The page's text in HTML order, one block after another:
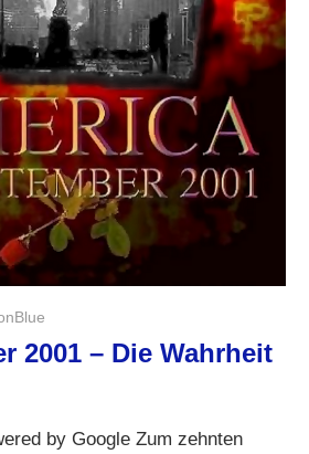
2001 – Die Wahrheit
by Google Zum zehnten